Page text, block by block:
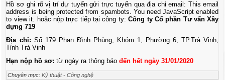
Hồ sơ ghi rõ vị trí dự tuyển gửi trực tuyến qua địa chỉ email: This email
address is being protected from spambots. You need JavaScript enabled
to view it. hoặc nộp trực tiếp tại công ty:Công ty Cổ phần Tư vấn Xây
dựng 719
Địa chỉ: Số 179 Phan Đình Phùng, Khóm 1, Phường 6, TP.Trà Vinh,
Tỉnh Trà Vinh
Hạn nộp hồ sơ: từ ngày ra thông báođến hết ngày 31/01/2020
Chuyên mục:Kỹ thuật - Công nghệ